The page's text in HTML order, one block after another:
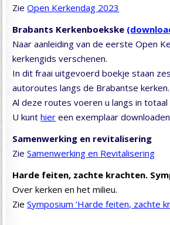
ZieOpen Kerkendag 2023
Brabants Kerkenboekske
Naar aanleiding van de eerste Open
kerkengids verschenen.
In dit fraai uitgevoerd boekje staan
autoroutes langs de Brabantse kerken.
Al deze routes voeren u langs in
U kunthier een exemplaar
Samenwerking en revitalisering
ZieSamenwerking en Revitalisering
Harde feiten, zachte krachten.
Over kerken en het milieu.
ZieSymposium ‘Harde feiten, zachte